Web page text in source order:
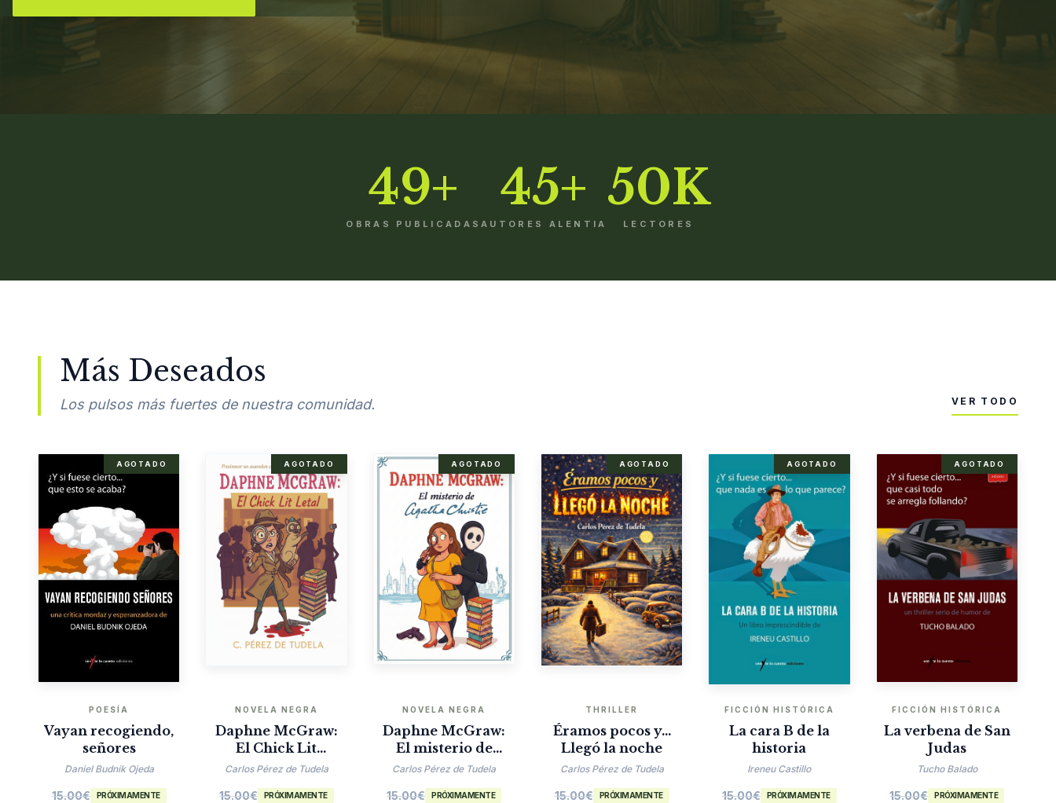
49+
OBRAS PUBLICADAS
45+
AUTORES ALENTIA
50K
LECTORES
Más Deseados
Los pulsos más fuertes de nuestra comunidad. VER TODO
AGOTADO
POESÍA
Vayan recogiendo,
señores
Daniel Budnik Ojeda
15.00€ PRÓXIMAMENTE
AGOTADO
NOVELA NEGRA
Daphne McGraw:
El Chick Lit
Mortal
Carlos Pérez de Tudela
15.00€ PRÓXIMAMENTE
AGOTADO
NOVELA NEGRA
Daphne McGraw:
El misterio de
Agatha Christie
Carlos Pérez de Tudela
15.00€ PRÓXIMAMENTE
AGOTADO
THRILLER
Éramos pocos y…
Llegó la noche
Carlos Pérez de Tudela
15.00€ PRÓXIMAMENTE
AGOTADO
FICCIÓN HISTÓRICA
La cara B de la
historia
Ireneu Castillo
15.00€ PRÓXIMAMENTE
AGOTADO
FICCIÓN HISTÓRICA
La verbena de San
Judas
Tucho Balado
15.00€ PRÓXIMAMENTE